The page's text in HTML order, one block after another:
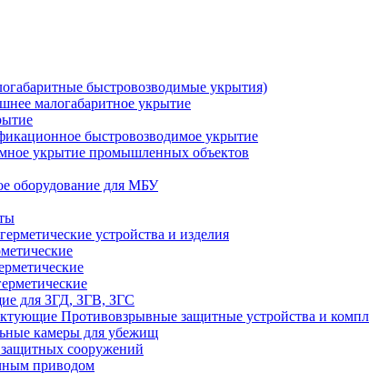
быстровозводимые укрытия)
малогабаритное укрытие
быстровозводимое укрытие
укрытие промышленных объектов
оборудование для МБУ
устройства и изделия
для ЗГД, ЗГВ, ЗГС
Противовзрывные защитные устройства и
камеры для убежищ
сооружений
приводом